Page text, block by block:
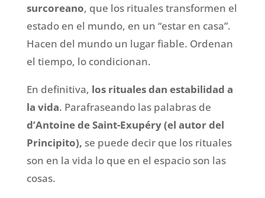
surcoreano, que los rituales transformen el
estado en el mundo, en un “estar en casa”.
Hacen del mundo un lugar fiable. Ordenan
el tiempo, lo condicionan.
En definitiva, los rituales dan estabilidad a
la vida. Parafraseando las palabras de
d’Antoine de Saint-Exupéry (el autor del
Principito), se puede decir que los rituales
son en la vida lo que en el espacio son las
cosas.